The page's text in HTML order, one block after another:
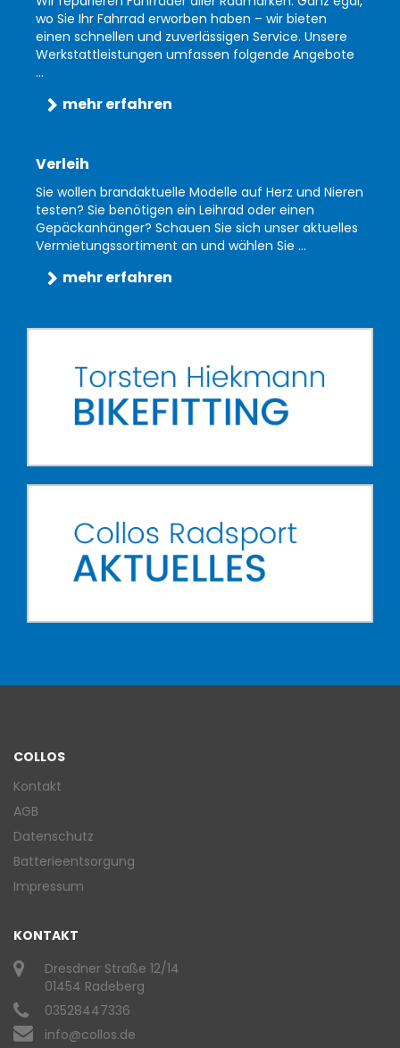
wo Sie Ihr Fahrrad erworben haben – wir bieten
einen schnellen und zuverlässigen Service. Unsere
Werkstattleistungen umfassen folgende Angebote
...
mehr erfahren
Verleih
Sie wollen brandaktuelle Modelle auf Herz und Nieren
testen? Sie benötigen ein Leihrad oder einen
Gepäckanhänger? Schauen Sie sich unser aktuelles
Vermietungssortiment an und wählen Sie ...
mehr erfahren
COLLOS
Kontakt
AGB
Datenschutz
Batterieentsorgung
Impressum
KONTAKT
Dresdner Straße 12/14
01454 Radeberg
03528447336
info@collos.de